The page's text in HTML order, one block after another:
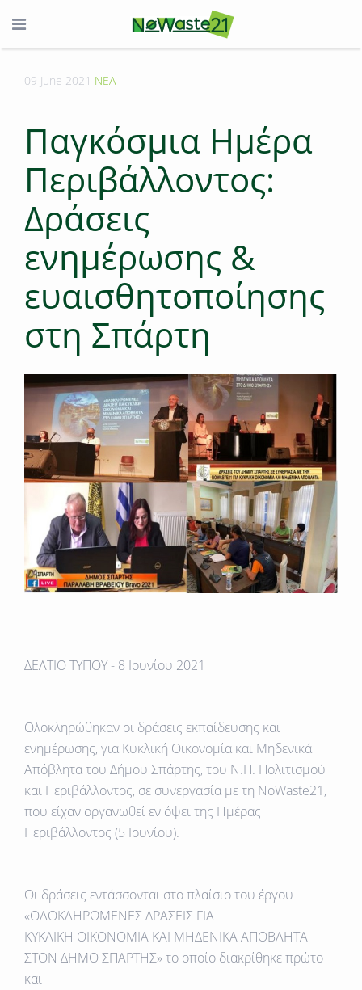
09 June 2021 ΝΕΑ
Παγκόσμια Ημέρα
Περιβάλλοντος:
Δράσεις
ενημέρωσης &
ευαισθητοποίησης
στη Σπάρτη
ΔΕΛΤΙΟ ΤΥΠΟΥ - 8 Ιουνίου 2021
Ολοκληρώθηκαν οι δράσεις εκπαίδευσης και
ενημέρωσης, για Κυκλική Οικονομία και Μηδενικά
Απόβλητα του Δήμου Σπάρτης, του Ν.Π. Πολιτισμού
και Περιβάλλοντος, σε συνεργασία με τη NoWaste21,
που είχαν οργανωθεί εν όψει της Ημέρας
Περιβάλλοντος (5 Ιουνίου).
Οι δράσεις εντάσσονται στο πλαίσιο του έργου
«ΟΛΟΚΛΗΡΩΜΕΝΕΣ ΔΡΑΣΕΙΣ ΓΙΑ
ΚΥΚΛΙΚΗ ΟΙΚΟΝΟΜΙΑ ΚΑΙ ΜΗΔΕΝΙΚΑ ΑΠΟΒΛΗΤΑ
ΣΤΟN ΔΗΜΟ ΣΠΑΡΤΗΣ» το οποίο διακρίθηκε πρώτο
και